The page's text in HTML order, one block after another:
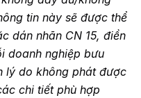
tin này sẽ được thể
dán nhãn CN 15, điền
doanh nghiệp bưu
lý do không phát được
chi tiết phù hợp